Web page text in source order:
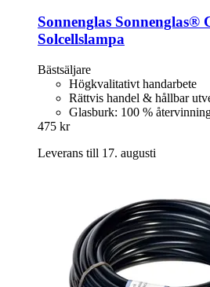
Sonnenglas Sonnenglas®
Solcellslampa
Bästsäljare
Högkvalitativt handarbete
Rättvis handel & hållbar
Glasburk: 100 %
475 kr
Leverans till 17. augusti